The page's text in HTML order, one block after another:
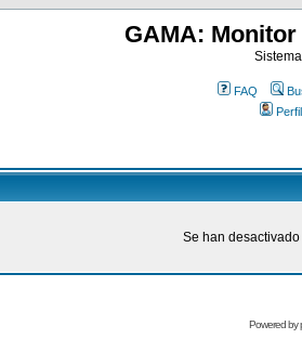
GAMA:
FAQ
Perfil
Se han
Powered by